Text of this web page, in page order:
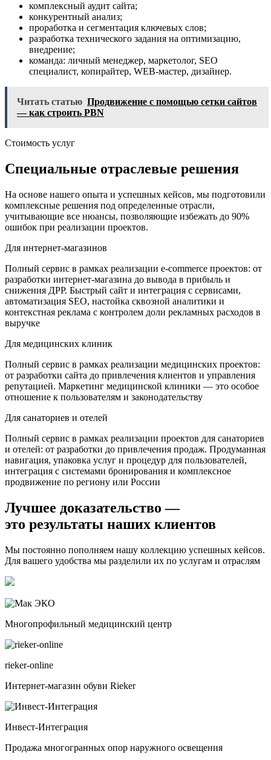
комплексный аудит сайта;
конкурентный анализ;
проработка и сегментация ключевых слов;
разработка технического задания на оптимизацию,
внедрение;
команда: личный менеджер, маркетолог, SEO
специалист, копирайтер, WEB-мастер, дизайнер.
Читать статью Продвижение с помощью сетки сайтов
— как строить PBN
Стоимость услуг
Специальные отраслевые решения
На основе нашего опыта и успешных кейсов, мы подготовили
комплексные решения под определенные отрасли,
учитывающие все нюансы, позволяющие избежать до 90%
ошибок при реализации проектов.
Для интернет-магазинов
Полный сервис в рамках реализации e-commerce проектов: от
разработки интернет-магазина до вывода в прибыль и
снижения ДРР. Быстрый сайт и интеграция с сервисами,
автоматизация SEO, настойка сквозной аналитики и
контекстная реклама с контролем доли рекламных расходов в
выручке
Для медицинских клиник
Полный сервис в рамках реализации медицинских проектов:
от разработки сайта до привлечения клиентов и управления
репутацией. Маркетинг медицинской клиники — это особое
отношение к пользователям и законодательству
Для санаториев и отелей
Полный сервис в рамках реализации проектов для санаториев
и отелей: от разработки до привлечения продаж. Продуманная
навигация, упаковка услуг и процедур для пользователей,
интеграция с системами бронирования и комплексное
продвижение по региону или России
Лучшее доказательство —
это результаты наших клиентов
Мы постоянно пополняем нашу коллекцию успешных кейсов.
Для вашего удобства мы разделили их по услугам и отраслям
Многопрофильный медицинский центр
rieker-online
Интернет-магазин обуви Rieker
Инвест-Интеграция
Продажа многогранных опор наружного освещения